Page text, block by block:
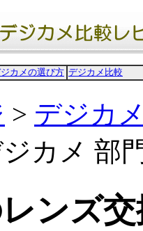
カメの選び方 デジカメ比較
> デジカ
カメ 部
レンズ